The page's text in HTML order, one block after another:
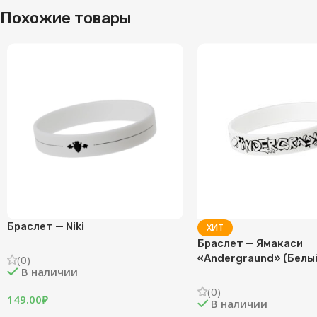
Похожие товары
Браслет — Niki
(0)
В наличии
149.00₽
ХИТ
Браслет — Ямакаси
«Andergraund»
(0)
В наличии